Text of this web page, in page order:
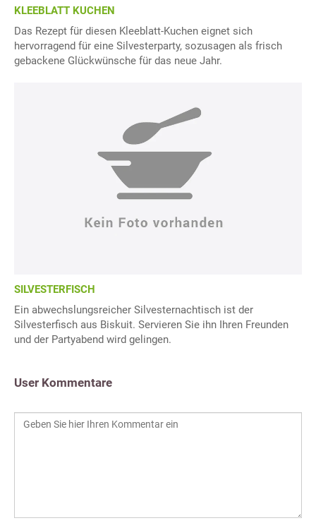
KLEEBLATT KUCHEN
Das Rezept für diesen Kleeblatt-Kuchen eignet sich
hervorragend für eine Silvesterparty, sozusagen als frisch
gebackene Glückwünsche für das neue Jahr.
SILVESTERFISCH
Ein abwechslungsreicher Silvesternachtisch ist der
Silvesterfisch aus Biskuit. Servieren Sie ihn Ihren Freunden
und der Partyabend wird gelingen.
User Kommentare